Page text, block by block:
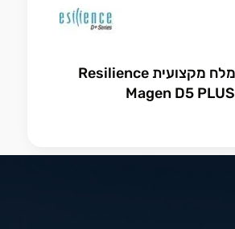
מערכת מלח מקצועית Resilience
Magen D5 PLUS